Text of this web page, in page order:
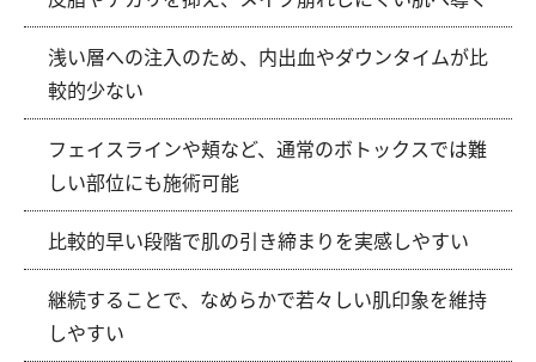
浅い層への注入のため、内出血やダウンタイムが比
較的少ない
フェイスラインや頬など、通常のボトックスでは難
しい部位にも施術可能
比較的早い段階で肌の引き締まりを実感しやすい
継続することで、なめらかで若々しい肌印象を維持
しやすい